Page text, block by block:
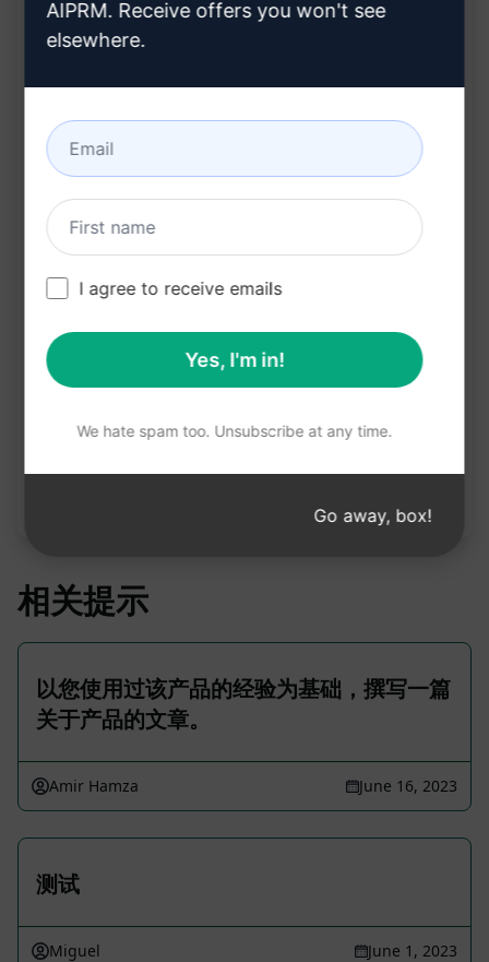
提高产品在搜索引擎中的曝光度
节省时间，无需花费大量时间和精力来撰写评论
提高网站流量和转化率
立即尝试这个引人入胜的产品评论生成提示，提升您
的产品推广效果！
提示统计
1,121
解将生成的内容，我们建议免费安装 AIPRM 并试用
相关提示
以您使用过该产品的经验为基础，撰写一篇
关于产品的文章。
Amir Hamza June 16, 2023
测试
Miguel June 1, 2023
AIPRM. Receive offers you won't see
elsewhere.
I agree to receive emails
Yes, I'm in!
We hate spam too. Unsubscribe at any time.
Go away, box!